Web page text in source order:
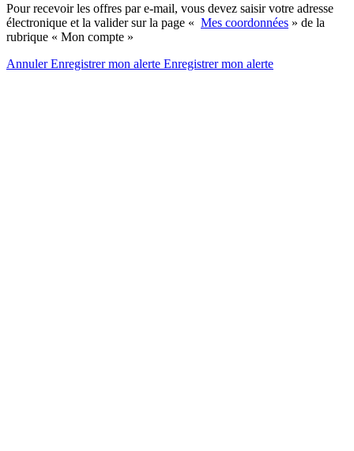
Pour recevoir les offres par e-mail, vous devez saisir votre adresse
électronique et la valider sur la page « Mes coordonnées » de la
rubrique « Mon compte »
AnnulerEnregistrer mon alerte Enregistrermon alerte